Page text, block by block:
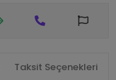
Taksit Seçenekleri